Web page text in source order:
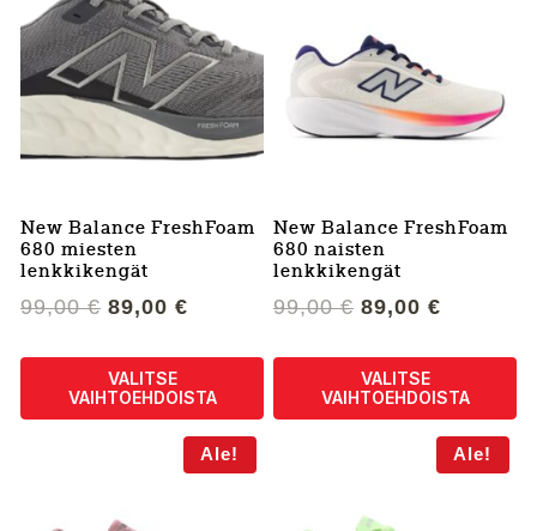
on
useampi
muunnelma.
Voit
valinnat
sivulla.
useampi
muunnelma.
Voit
tehdä
sivulla.
New Balance FreshFoam
680 miesten
lenkkikengät
99,00€ Alkuperäinen
oli:
99,00 €.
89,00 € Nykyinen
on:
89,00 €.
VALITSE
VAIHTOEHDOISTA
New Balance FreshFoam
680 naisten
lenkkikengät
99,00€ Alkuperäinen
oli:
99,00 €.
89,00 €
on:
89,00 €.
VALITSE
VAIHTOEHDOISTA
useampi
Ale! Ale!